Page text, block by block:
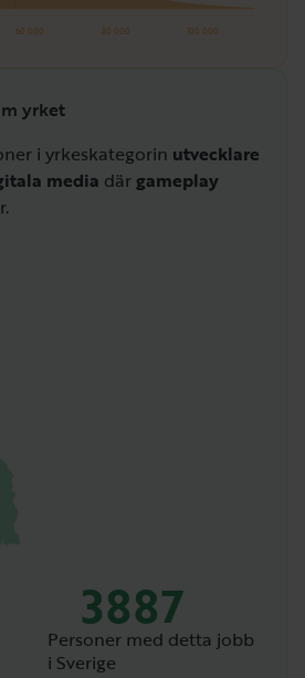
60 000 80 000 100 000
yrket
i yrkeskategorin utvecklare
media där gameplay
3887
Personer med detta jobb
i Sverige